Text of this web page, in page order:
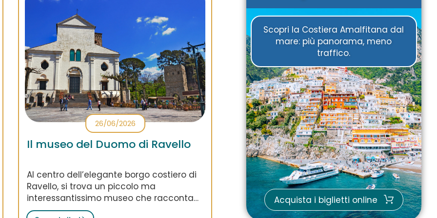
26/06/2026
Il museo del Duomo di Ravello
Al centro dell’elegante borgo costiero di
Ravello, si trova un piccolo ma
interessantissimo museo che racconta
l’illustre passato della cittadina: si tratta
Scopri la Costiera Amalfitana dal
mare: più panorama, meno
traffico.
Acquista i biglietti online